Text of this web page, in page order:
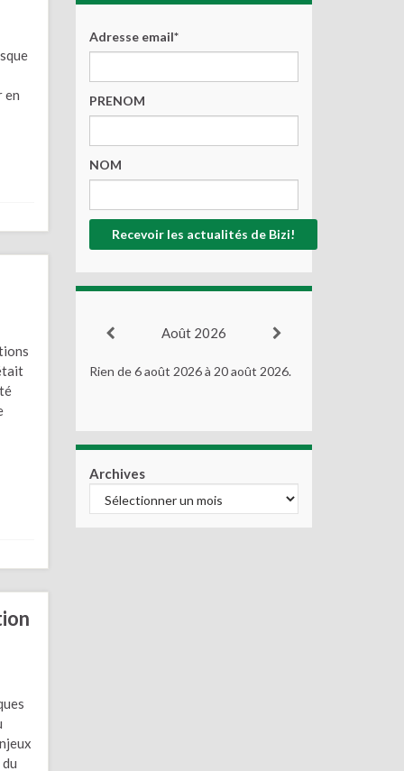
en
Adresse email*
PRENOM
NOM
Août 2026
Rien de 6 août 2026 à 20 août 2026.
Archives